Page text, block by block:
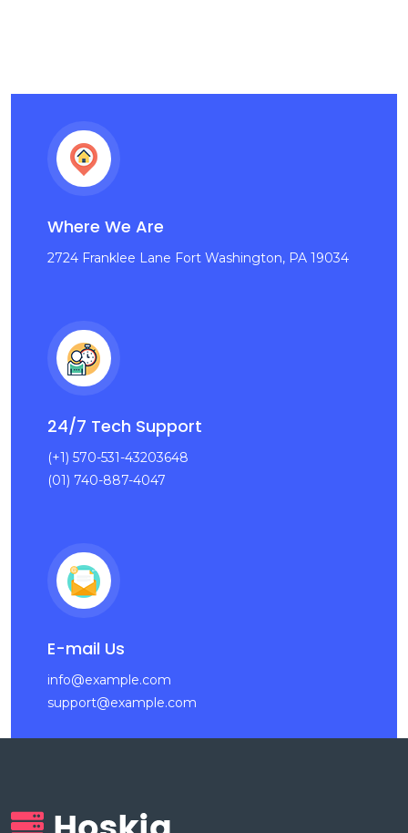
Where We Are
2724 Franklee Lane Fort Washington, PA 19034
24/7 Tech Support
(+1) 570-531-43203648
(01) 740-887-4047
E-mail Us
info@example.com
support@example.com